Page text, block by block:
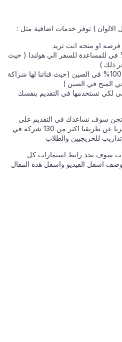
الالوان ) توفر خدمات اضافية مثل :
او منحه انت تريد
فرص مضمونة القبول 100% في للمساعدة للسفر الي هولندا ( حيث
ذلك )
نوفر منح دراسية مضمونة القبول 100% في الصين (حيث قناتنا لها شراكة
المنح في الصين )
لكي تستخدمها في التقديم بنفسك
سوف نساعدك في التقديم علي
فرص العمل حيث متوفر الان حصريا عن طريقنا اكثر من 130 شركة في
للخريجيين والطلاب
سوف تجد رابط استمارات كل
اسفل الفيديو واسفل هذه المقال